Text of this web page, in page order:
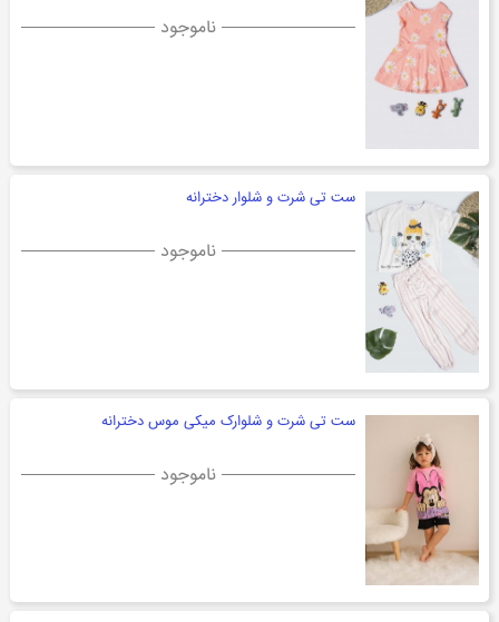
ناموجود
ست تی شرت و شلوار دخترانه
ناموجود
ست تی شرت و شلوارک میکی موس دخترانه
ناموجود